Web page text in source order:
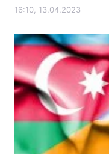
16:10, 13.04.2023